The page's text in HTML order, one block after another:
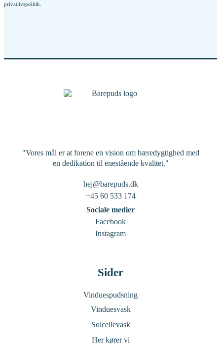
privatlivspolitik
"Vores mål er at forene en vision om bæredygtighed med
en dedikation til enestående kvalitet."
hej@barepuds.dk
+45 60 533 174
Sociale medier
Facebook
Instagram
Sider
Vinduespudsning
Vinduesvask
Solcellevask
Her kører vi